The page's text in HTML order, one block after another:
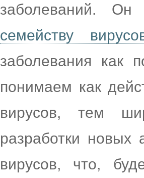
заболеваний. Он
семейству
заболевания как
понимаем как
вирусов, тем
разработки новых
вирусов, что,